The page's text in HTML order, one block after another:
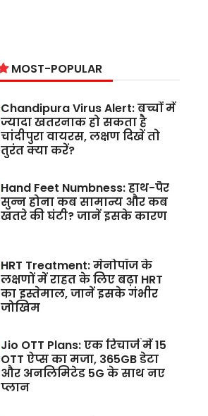
MOST-POPULAR
Chandipura Virus Alert: बच्चों में
ज्यादा खतरनाक हो सकता है
चांदीपुरा वायरस, लक्षण दिखें तो
तुरंत क्या करें?
Hand Feet Numbness: हाथ-पैर
सुन्न होना कब सामान्य और कब
खतरे की घंटी? जानें इसके कारण
HRT Treatment: मेनोपॉज के
लक्षणों में राहत के लिए बढ़ा HRT
का इस्तेमाल, जानें इसके गंभीर
जोखिम
Jio OTT Plans: एक रिचार्ज में 15
OTT ऐप्स का मजा, 365GB डेटा
और अनलिमिटेड 5G के साथ नए
प्लान